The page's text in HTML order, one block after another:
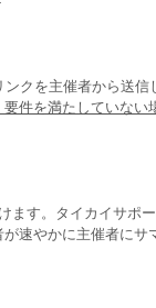
ンクを主催者から送信
件を満たしていない
ます。タイカイサポ
速やかに主催者にサ